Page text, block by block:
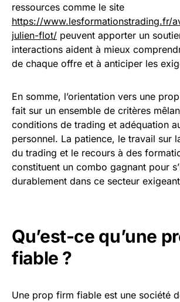
ressources comme le site
https://www.lesformationstrading.fr/
julien-flot/ peuvent apporter un
interactions aident à mieux
de chaque offre et à anticiper les
En somme, l’orientation vers une
fait sur un ensemble de critères
conditions de trading et adéquation
personnel. La patience, le travail sur
du trading et le recours à des
constituent un combo gagnant pour
durablement dans ce secteur
Qu’est-ce qu’une
fiable ?
Une prop firm fiable est une société